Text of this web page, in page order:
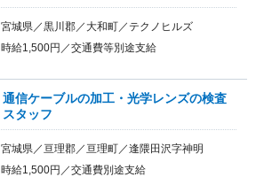
宮城県／黒川郡／大和町／テクノヒルズ
時給1,500円／交通費等別途支給
通信ケーブルの加工・光学レンズの検査
スタッフ
宮城県／亘理郡／亘理町／逢隈田沢字神明
時給1,500円／交通費別途支給